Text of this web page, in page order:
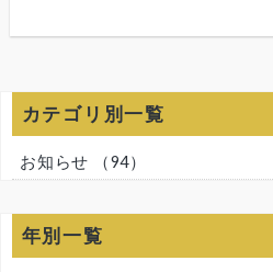
カテゴリ別一覧
お知らせ （94）
年別一覧